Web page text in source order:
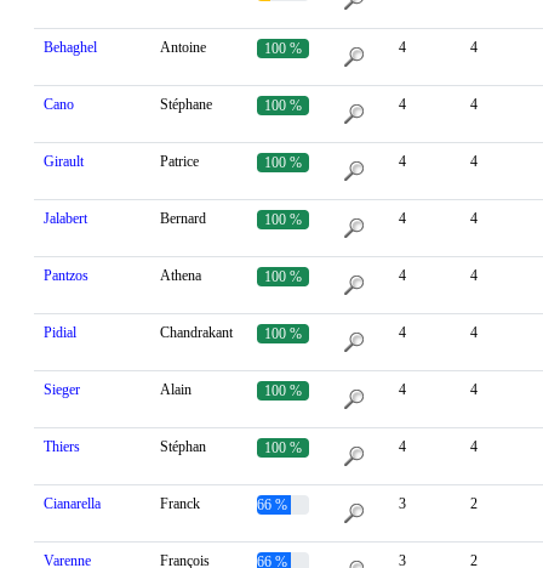
Behaghel Antoine 100 % 4 4
Cano Stéphane 100 % 4 4
Girault Patrice 100 % 4 4
Jalabert Bernard 100 % 4 4
Pantzos Athena 100 % 4 4
Pidial Chandrakant 100 % 4 4
Sieger Alain 100 % 4 4
Thiers Stéphan 100 % 4 4
Cianarella Franck 66 % 3 2
Varenne François 66 % 3 2